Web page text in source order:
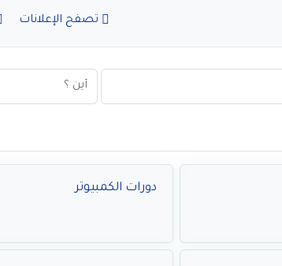
تصفح الإعلانات
دورات الكمبيوتر